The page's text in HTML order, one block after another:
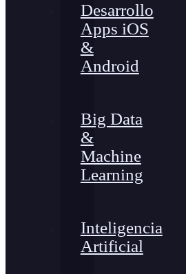
Desarrollo
Apps iOS
&
Android
Big Data
&
Machine
Learning
Inteligencia
Artificial